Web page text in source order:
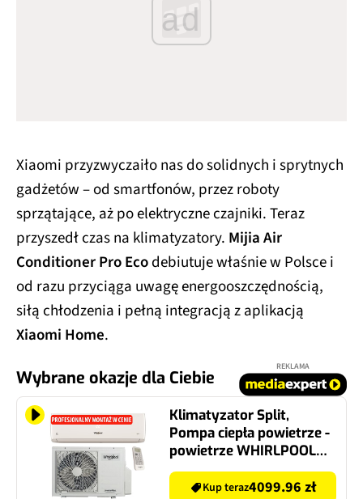
ad
Xiaomi przyzwyczaiło nas do solidnych i sprytnych
gadżetów – od smartfonów, przez roboty
sprzątające, aż po elektryczne czajniki. Teraz
przyszedł czas na klimatyzatory. Mijia Air
Conditioner Pro Ecodebiutuje właśnie w Polsce i
od razu przyciąga uwagę energooszczędnością,
siłą chłodzenia i pełną integracją z aplikacją
Xiaomi Home.
Wybrane okazje dla Ciebie
REKLAMA
Klimatyzator Split,
Pompa ciepła powietrze -
powietrze WHIRLPOOL
SPICR318W z usługą
montażuKup teraz4099.96 zł